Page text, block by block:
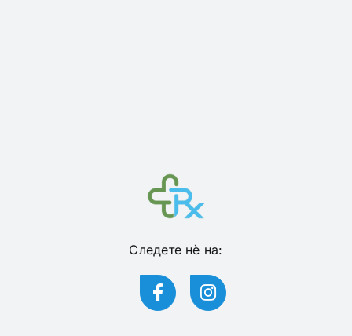
Следете нѐ на: